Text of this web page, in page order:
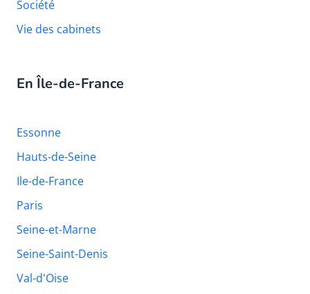
Société
Vie des cabinets
En Île-de-France
Essonne
Hauts-de-Seine
Ile-de-France
Paris
Seine-et-Marne
Seine-Saint-Denis
Val-d'Oise